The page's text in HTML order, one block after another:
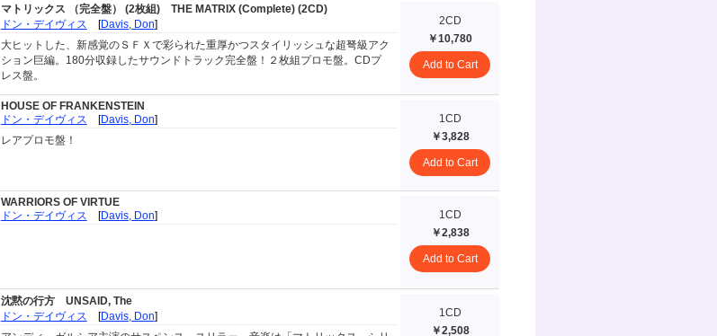
マトリックス （完全盤） (2枚組)
THE MATRIX (Complete) (2CD)
ドン・デイヴィス
[Davis, Don]
大ヒットした、新感覚のＳＦＸで彩られた重厚かつスタイリッシュな超弩級アク
ション巨編。180分収録したサウンドトラック完全盤！２枚組プロモ盤。CDプ
レス盤。
2CD
￥10,780
Add to Cart
HOUSE OF FRANKENSTEIN
ドン・デイヴィス [Davis, Don]
レアプロモ盤！
1CD
￥3,828
Add to Cart
WARRIORS OF VIRTUE
ドン・デイヴィス
[Davis, Don]
1CD
￥2,838
Add to Cart
沈黙の行方
UNSAID, The
ドン・デイヴィス
[Davis, Don]
1CD
￥2,508